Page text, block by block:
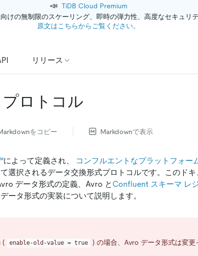
📣 TiDB Cloud Premium
けの無制限のスケーリング、即時の弾力性、高度なセキュリ
原文はこちらからご覧ください。
リリース
ロトコル
をコピー Markdownで表示
によって定義され、 コンフルエントなプラットフォー
選択されるデータ交換形式プロトコルです。このドキ
データ形式の定義、Avro と Confluent スキーマ レ
ータ形式の実装について説明します。
( enable-old-value = true
) の場合、Avro データ形式は変更